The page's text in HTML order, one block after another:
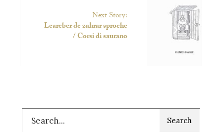
Next Story:
Leareber de zahrar sproche
/ Corsi di saurano
Search